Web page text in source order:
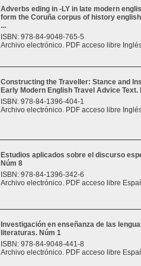
Adverbs eding in -LY in late modern
form the Coruña corpus of history
...
ISBN: 978-84-9048-765-5
Archivo electrónico. PDF acceso libre
Constructing the Traveller: Stance and
Early Modern English Travel Advice Text.
ISBN: 978-84-1396-404-1
Archivo electrónico. PDF acceso libre
Estudios aplicados sobre el discurso
Núm 8
ISBN: 978-84-1396-342-6
Archivo electrónico. PDF acceso libre
Investigación en enseñanza de las
literaturas. Núm 1
ISBN: 978-84-9048-441-8
Archivo electrónico. PDF acceso libre